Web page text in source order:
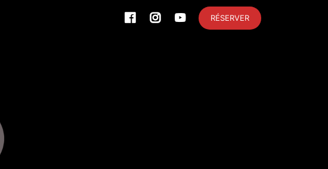
RÉSERVER